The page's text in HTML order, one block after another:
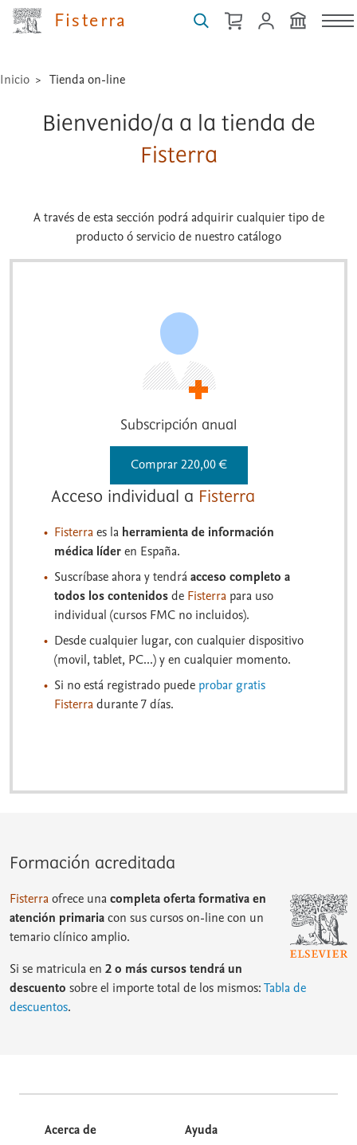
Fisterra
Inicio Tienda on-line
Bienvenido/a a la tienda de
Fisterra
A través de esta sección podrá adquirir cualquier tipo de
producto ó servicio de nuestro catálogo
Subscripción anual
Comprar 220,00 €
Acceso individual a Fisterra
Fisterraes la herramienta de información
médica líderen España.
Suscríbase ahora y tendráacceso completo a
todos los contenidosde Fisterra para uso
individual (cursos FMC no incluidos).
Desde cualquier lugar, con cualquier dispositivo
(movil, tablet, PC...) y en cualquier momento.
Si no está registrado puede probar gratis
Fisterradurante 7 días.
Formación acreditada
Fisterraofrece unacompleta oferta formativa en
atención primariacon sus cursos on-line con un
temario clínico amplio.
Si se matricula en 2 o más cursos tendrá un
descuento sobre el importe total de los mismos:Tabla de
descuentos.
Acerca de
Ayuda